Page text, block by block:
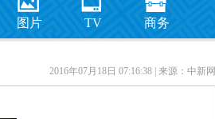
图片 TV 商务
2016年07月18日 07:16:38 | 来源：中新网